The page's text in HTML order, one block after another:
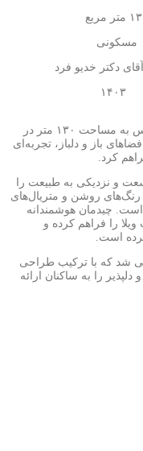
فرد
این پروژه بازسازی و طراحی یک ویلای دوبلکس به مساحت ۱۳۰ متر در
باز و دلباز، تجربه‌ای
کرد.
و نزدیکی به طبیعت را
روشن و متریال‌های
است. چیدمان هوشمندانه
را فراهم کرده و
است.
شد که با ترکیب طراحی
را به ساکنان ارائه